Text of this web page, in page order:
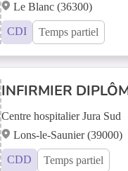
Le Blanc (36300)
CDI Temps partiel
INFIRMIER
Centre hospitalier Jura Sud
Lons-le-Saunier (39000)
CDD Temps partiel